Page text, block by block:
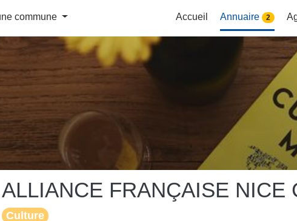
commune Accueil Annuaire 2
ALLIANCE FRANÇAISE NICE
Culture